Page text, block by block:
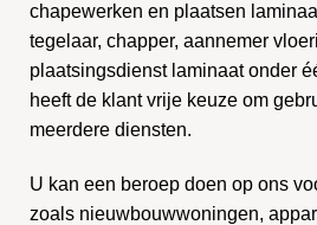
chapewerken en plaatsen
tegelaar, chapper, aannemer
plaatsingsdienst laminaat onder
heeft de klant vrije keuze om
meerdere diensten.
U kan een beroep doen op ons
zoals nieuwbouwwoningen,